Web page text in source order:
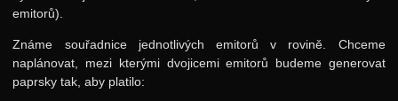
emitorů).
Známe souřadnice jednotlivých emitorů v rovině. Chceme
naplánovat, mezi kterými dvojicemi emitorů budeme generovat
paprsky tak, aby platilo: